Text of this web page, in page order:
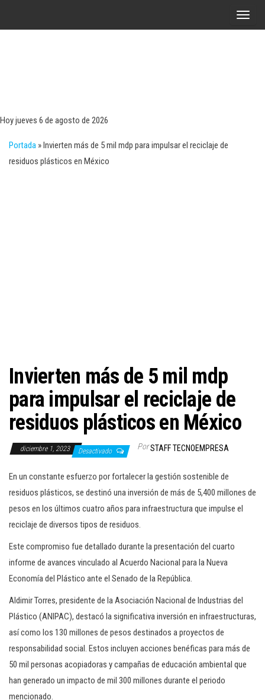
A
Hoy jueves 6 de agosto de 2026
Portada »Invierten más de 5 mil mdp para impulsar el reciclaje de
residuos plásticos en México
Invierten más de 5 mil mdp
para impulsar el reciclaje de
residuos plásticos en México
diciembre 1, 2023 Desactivado PorSTAFF TECNOEMPRESA
En un constante esfuerzo por fortalecer la gestión sostenible de
residuos plásticos, se destinó una inversión de más de 5,400 millones de
pesos en los últimos cuatro años para infraestructura que impulse el
reciclaje de diversos tipos de residuos.
Este compromiso fue detallado durante la presentación del cuarto
informe de avances vinculado al Acuerdo Nacional para la Nueva
Economía del Plástico ante el Senado de la República.
Aldimir Torres, presidente de la Asociación Nacional de Industrias del
Plástico (ANIPAC), destacó la significativa inversión en infraestructuras,
así como los 130 millones de pesos destinados a proyectos de
responsabilidad social. Estos incluyen acciones benéficas para más de
50 mil personas acopiadoras y campañas de educación ambiental que
han generado un impacto de mil 300 millones durante el periodo
mencionado.